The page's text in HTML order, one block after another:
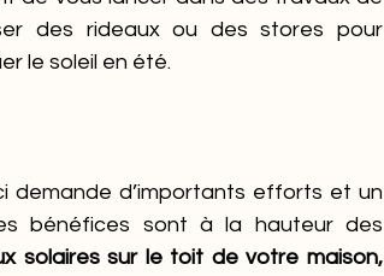
des rideaux ou des stores pour
le soleil en été.
demande d’importants efforts et un
bénéfices sont à la hauteur des
solaires sur le toit de votre maison,